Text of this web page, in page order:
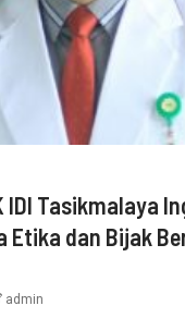
IDI Tasikmalaya
Etika dan Bijak
admin